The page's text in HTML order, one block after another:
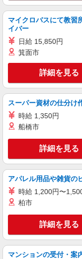
マイクロバスにて教習
イバー
日給 15,850円
箕面市
詳細を見る
スーパー資材の仕分け
時給 1,350円
船橋市
詳細を見る
アパレル用品や雑貨の
時給 1,200円〜
柏市
詳細を見る
マンションの受付・案